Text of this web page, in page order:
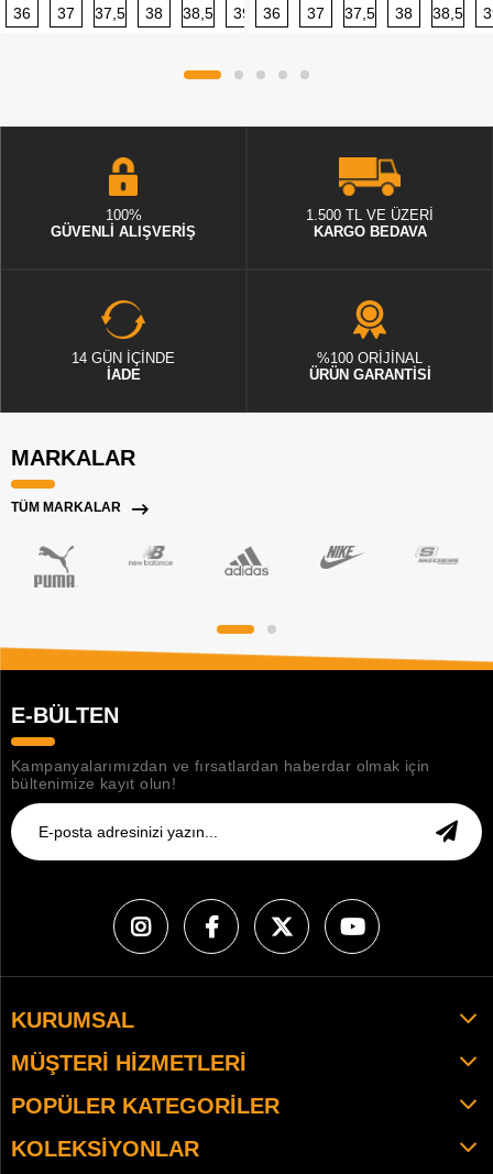
36 37 37,5 38 38,5 39 40 40,5 41 42 42,5
36 37 37,5 38 38,5
100%
GÜVENLİ ALIŞVERİŞ
1.500 TL VE ÜZERİ
KARGO BEDAVA
14 GÜN İÇİNDE
İADE
%100 ORİJİNAL
ÜRÜN GARANTİSİ
MARKALAR
TÜM MARKALAR
E-BÜLTEN
Kampanyalarımızdan ve fırsatlardan haberdar olmak için
bültenimize kayıt olun!
KURUMSAL
MÜŞTERI HIZMETLERI
POPÜLER KATEGORILER
KOLEKSIYONLAR